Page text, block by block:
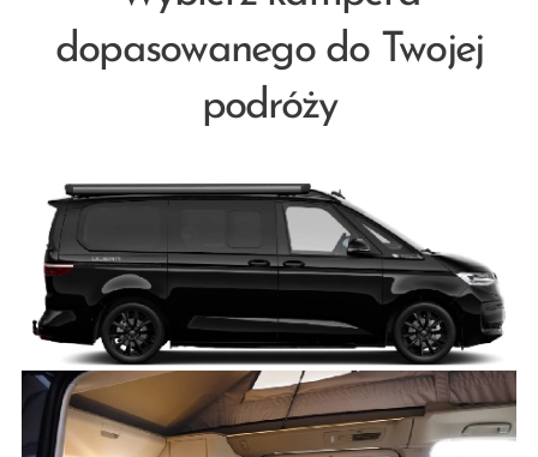
dopasowanego do Twojej
podróży